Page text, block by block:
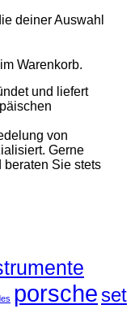
Warenkorb.
deiner Auswahl
und liefert
von
Gerne
beraten Sie stets
porsche set